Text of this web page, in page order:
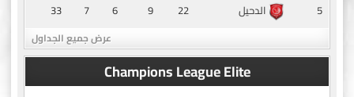
5
الدحيل 22
9
6
7
33
عرض جميع الجداول
Champions League Elite